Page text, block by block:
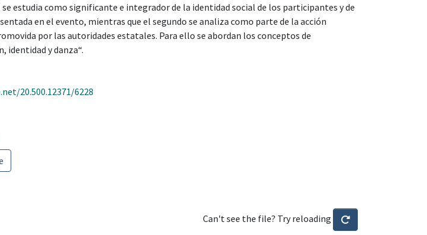
estudia como significante e integrador de la identidad social de los participantes y de
en el evento, mientras que el segundo se analiza como parte de la acción
por las autoridades estatales. Para ello se abordan los conceptos de
identidad y danza“.
20.500.12371/6228
Can't see the file? Try reloading